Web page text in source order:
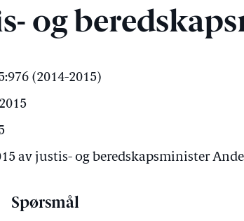
og
(2014-2015)
av justis- og beredskapsminister
Spørsmål